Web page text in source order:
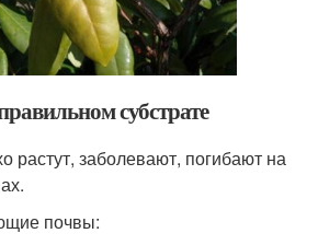
субстрате
растут, заболевают, погибают на
почвы: